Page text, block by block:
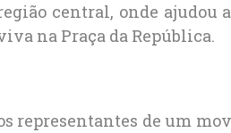
central, onde ajudou
na Praça da República.
representantes de um